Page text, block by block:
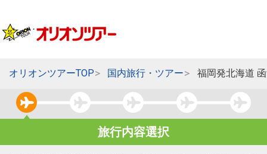
オリオンツアーTOP 国内旅行・ツアー 福岡発北海道
旅行内容選択